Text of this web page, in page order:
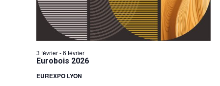
Eurobois 2026
3 février-6 février
EUREXPO LYON